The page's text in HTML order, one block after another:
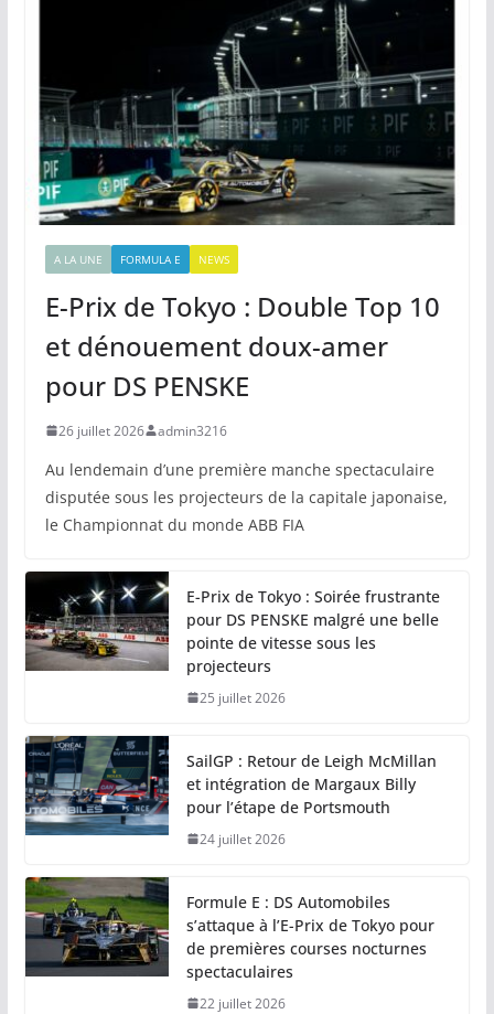
A LA UNE FORMULA E NEWS
E-Prix de Tokyo : Double Top 10
et dénouement doux-amer
pour DS PENSKE
26 juillet 2026 admin3216
Au lendemain d’une première manche spectaculaire
disputée sous les projecteurs de la capitale japonaise,
le Championnat du monde ABB FIA
E-Prix de Tokyo : Soirée frustrante
pour DS PENSKE malgré une belle
pointe de vitesse sous les
projecteurs
25 juillet 2026
SailGP : Retour de Leigh McMillan
et intégration de Margaux Billy
pour l’étape de Portsmouth
24 juillet 2026
Formule E : DS Automobiles
s’attaque à l’E-Prix de Tokyo pour
de premières courses nocturnes
spectaculaires
22 juillet 2026